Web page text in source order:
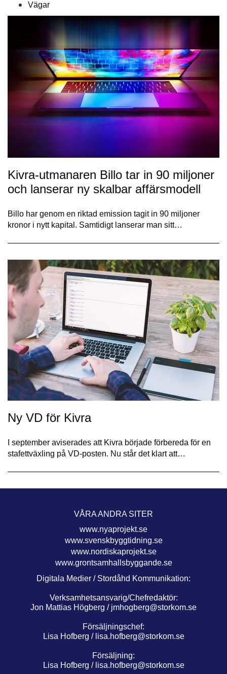
Vägar
Kivra-utmanaren Billo tar in 90 miljoner
och lanserar ny skalbar affärsmodell
Billo har genom en riktad emission tagit in 90 miljoner
kronor i nytt kapital. Samtidigt lanserar man sitt…
Ny VD för Kivra
I september aviserades att Kivra började förbereda för en
stafettväxling på VD-posten. Nu står det klart att…
VÅRA ANDRA SITER
www.nyaprojekt.se
www.svenskbyggtidning.se
www.nordiskaprojekt.se
www.grontsamhallsbyggande.se
Digitala Medier / Stordåhd Kommunikation:
Verksamhetsansvarig/Chefredaktör:
Jon Mattias Högberg / jmhogberg@storkom.se
Försäljningschef:
Lisa Hofberg / lisa.hofberg@storkom.se
Försäljning:
Lisa Hofberg / lisa.hofberg@storkom.se